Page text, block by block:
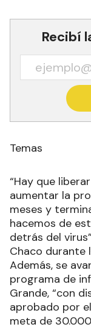
Recibí
Temas
“Hay que
aumentar la
meses y
hacemos de
detrás del
Chaco durante
Además, se
programa de
Grande, “con
aprobado por
meta de